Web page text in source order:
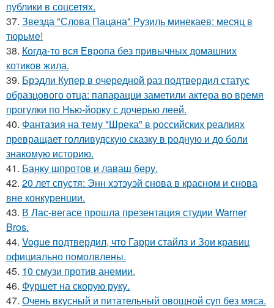
публики в соцсетях.
37. Звезда "Слова Пацана" Рузиль минекаев: месяц в
тюрьме!
38. Когда-то вся Европа без привычных домашних
котиков жила.
39. Брэдли Купер в очередной раз подтвердил статус
образцового отца: папарацци заметили актера во время
прогулки по Нью-йорку с дочерью леей.
40. Фантазия на тему "Шрека" в российских реалиях
превращает голливудскую сказку в родную и до боли
знакомую историю.
41. Банку шпротов и лаваш беру.
42. 20 лет спустя: Энн хэтэуэй снова в красном и снова
вне конкуренции.
43. В Лас-вегасе прошла презентация студии Warner
Bros.
44. Vogue подтвердил, что Гарри стайлз и Зои кравиц
официально помолвлены.
45. 10 смузи против анемии.
46. Фуршет на скорую руку.
47. Очень вкусный и питательный овощной суп без мяса.